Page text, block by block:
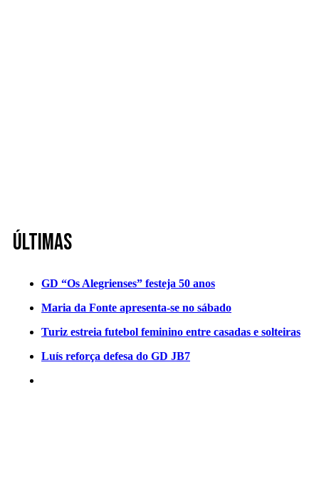
Últimas
GD “Os Alegrienses” festeja 50 anos
Maria da Fonte apresenta-se no sábado
Turiz estreia futebol feminino entre casadas e solteiras
Luís reforça defesa do GD JB7